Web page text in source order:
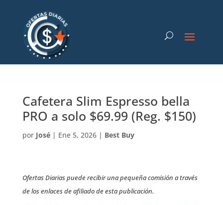
Cafetera Slim Espresso bella
PRO a solo $69.99 (Reg. $150)
por José| Ene 5, 2026| Best Buy
Ofertas Diarias puede recibir una pequeña comisión a través
de los enlaces de afiliado de esta publicación.